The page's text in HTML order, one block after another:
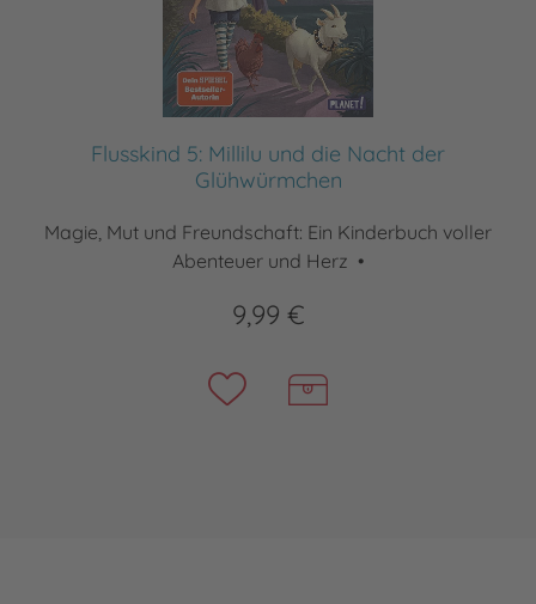
Flusskind 5: Millilu und die Nacht der
Glühwürmchen
Magie, Mut und Freundschaft: Ein Kinderbuch voller
Abenteuer und Herz •
9,99 €